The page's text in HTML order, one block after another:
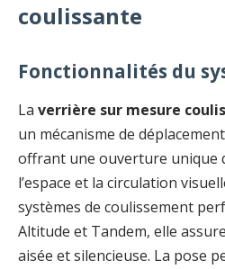
coulissante
Fonctionnalités du
La verrière sur mesure
un mécanisme de
offrant une ouverture unique
l’espace et la circulation
systèmes de coulissement
Altitude et Tandem, elle
aisée et silencieuse. La pose